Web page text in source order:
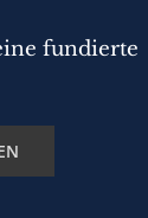
fundierte